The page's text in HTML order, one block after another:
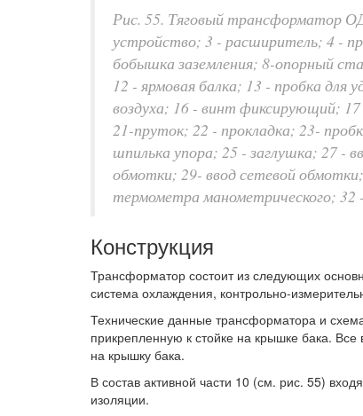
Рис. 55. Тяговый трансформатор
устройство; 3 - расширитель; 4 -
бобышка заземления; 8-опорный
12 - ярмовая балка; 13 - пробка для
воздуха; 16 - винт фиксирующий;
21-пруток; 22 - прокладка; 23-
шпилька упора; 25 - заглушка; 27 -
обмотки; 29- ввод сетевой
термометра манометрического; 32
Конструкция
Трансформатор состоит из следующих
система охлаждения, контрольно-
Технические данные трансформатора и
прикрепленную к стойке на крышке бака.
на крышку бака.
В состав активной части 10 (см. рис. 55)
изоляции.